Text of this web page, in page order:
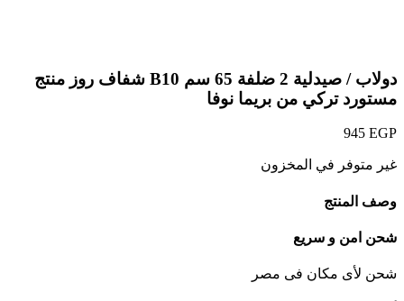
دولاب / صيدلية 2 ضلفة 65 سم B10 شفاف روز منتج
مستورد تركي من بريما نوفا
945 EGP
غير متوفر في المخزون
وصف المنتج
شحن امن و سريع
شحن لأى مكان فى مصر